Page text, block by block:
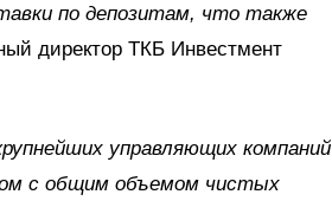
по депозитам, что также
директор ТКБ Инвестмент
управляющих компаний
с общим объемом чистых